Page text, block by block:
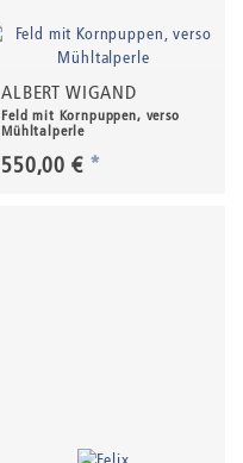
ALBERT WIGAND
Feld mit Kornpuppen, verso
Mühltalperle
550,00 € *